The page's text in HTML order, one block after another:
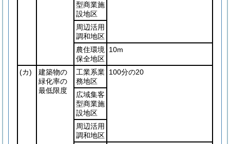
型商業施
設地区
周辺活用
調和地区
農住環境
保全地区
10m
(カ)
建築物の
緑化率の
最低限度
工業系業
務地区
100分の20
広域集客
型商業施
設地区
周辺活用
調和地区